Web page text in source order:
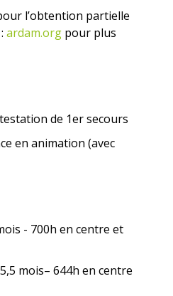
l’obtention partielle
ardam.org pour plus
de 1er secours
en animation (avec
- 700h en centre et
mois– 644h en centre